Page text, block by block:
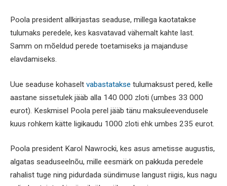
Poola president allkirjastas seaduse, millega kaotatakse
tulumaks peredele, kes kasvatavad vähemalt kahte last.
Samm on mõeldud perede toetamiseks ja majanduse
elavdamiseks.
Uue seaduse kohaselt vabastatakse tulumaksust pered, kelle
aastane sissetulek jääb alla 140 000 zloti (umbes 33 000
eurot). Keskmisel Poola perel jääb tänu maksuleevendusele
kuus rohkem kätte ligikaudu 1000 zloti ehk umbes 235 eurot.
Poola president Karol Nawrocki, kes asus ametisse augustis,
algatas seaduseelnõu, mille eesmärk on pakkuda peredele
rahalist tuge ning pidurdada sündimuse langust riigis, kus nagu